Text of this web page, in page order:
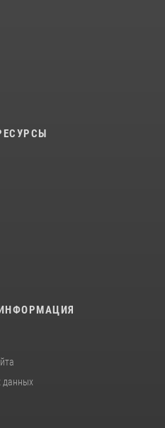
данных